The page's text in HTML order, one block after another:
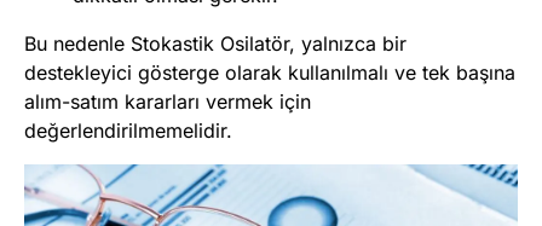
Bu nedenle Stokastik Osilatör, yalnızca bir
destekleyici gösterge olarak kullanılmalı ve tek başına
alım-satım kararları vermek için
değerlendirilmemelidir.